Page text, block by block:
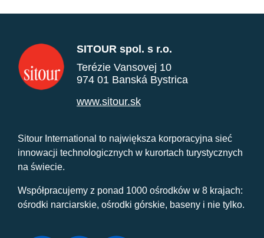
SITOUR spol. s r.o.
Terézie Vansovej 10
974 01 Banská Bystrica
www.sitour.sk
Sitour International to największa korporacyjna sieć
innowacji technologicznych w kurortach turystycznych
na świecie.
Współpracujemy z ponad 1000 ośrodków w 8 krajach:
ośrodki narciarskie, ośrodki górskie, baseny i nie tylko.